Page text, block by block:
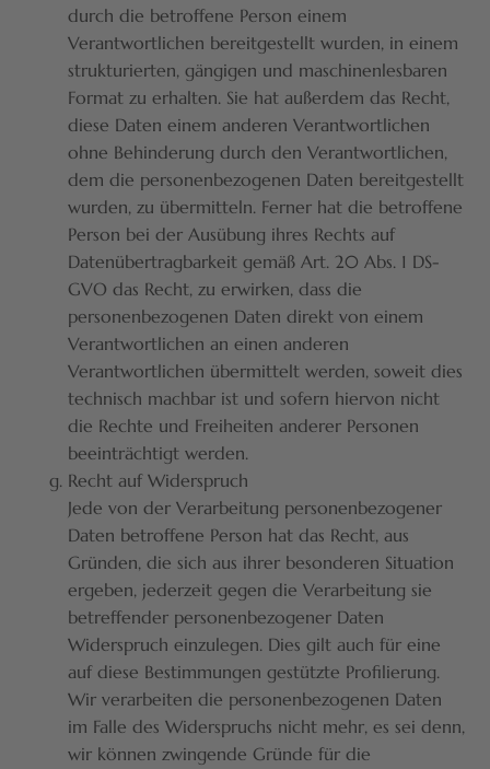
durch die betroffene Person einem
Verantwortlichen bereitgestellt wurden, in einem
strukturierten, gängigen und maschinenlesbaren
Format zu erhalten. Sie hat außerdem das Recht,
diese Daten einem anderen Verantwortlichen
ohne Behinderung durch den Verantwortlichen,
dem die personenbezogenen Daten bereitgestellt
wurden, zu übermitteln. Ferner hat die betroffene
Person bei der Ausübung ihres Rechts auf
Datenübertragbarkeit gemäß Art. 20 Abs. 1 DS-
GVO das Recht, zu erwirken, dass die
personenbezogenen Daten direkt von einem
Verantwortlichen an einen anderen
Verantwortlichen übermittelt werden, soweit dies
technisch machbar ist und sofern hiervon nicht
die Rechte und Freiheiten anderer Personen
beeinträchtigt werden.
Recht auf Widerspruch
Jede von der Verarbeitung personenbezogener
Daten betroffene Person hat das Recht, aus
Gründen, die sich aus ihrer besonderen Situation
ergeben, jederzeit gegen die Verarbeitung sie
betreffender personenbezogener Daten
Widerspruch einzulegen. Dies gilt auch für eine
auf diese Bestimmungen gestützte Profilierung.
Wir verarbeiten die personenbezogenen Daten
im Falle des Widerspruchs nicht mehr, es sei denn,
wir können zwingende Gründe für die